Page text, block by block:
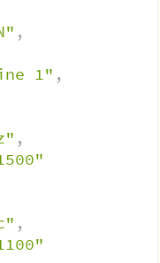
,
1" ,
,
,